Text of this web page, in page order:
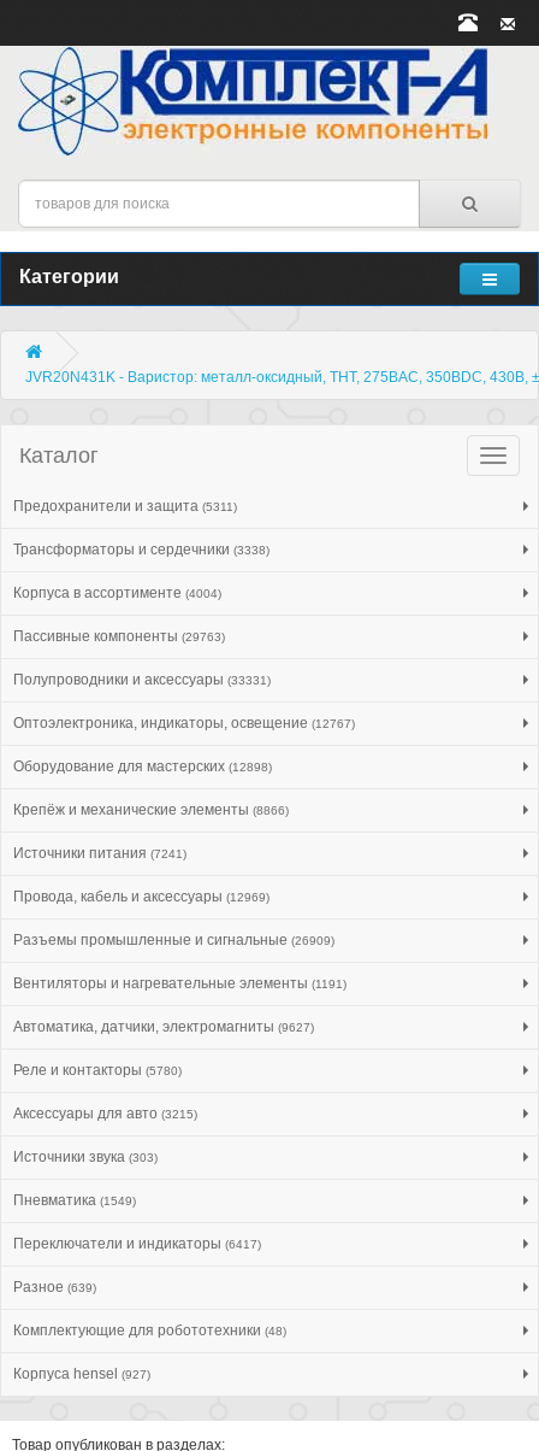
Категории
JVR20N431K - Варистор: металл-оксидный, THT, 275ВAC, 350ВDC, 430В,
Каталог
Предохранители и защита (5311)
Трансформаторы и сердечники (3338)
Корпуса в ассортименте (4004)
Пассивные компоненты (29763)
Полупроводники и аксессуары (33331)
Оптоэлектроника, индикаторы, освещение (12767)
Оборудование для мастерских (12898)
Крепёж и механические элементы (8866)
Источники питания (7241)
Провода, кабель и аксессуары (12969)
Разъемы промышленные и сигнальные (26909)
Вентиляторы и нагревательные элементы (1191)
Автоматика, датчики, электромагниты (9627)
Реле и контакторы (5780)
Аксессуары для авто (3215)
Источники звука (303)
Пневматика (1549)
Переключатели и индикаторы (6417)
Разное (639)
Комплектующие для робототехники (48)
Корпуса hensel (927)
Товар опубликован в разделах: